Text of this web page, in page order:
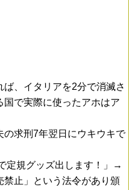
ば、イタリアを2分で消滅さ
で実際に使ったアホはア
の求刑7年翌日にウキウキで
定規グッズ出します！」→
禁止」という法令があり頒